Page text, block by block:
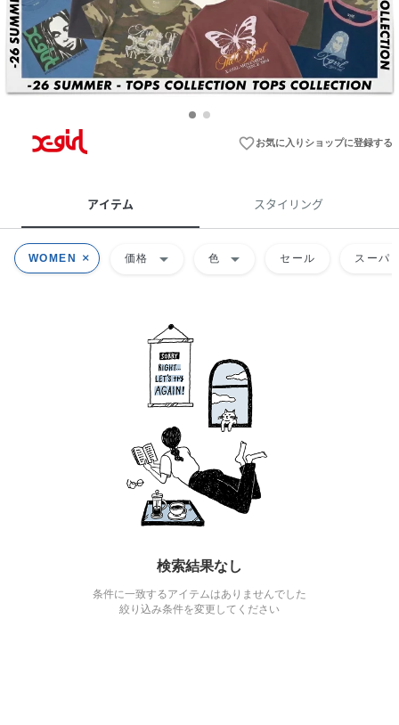
favorite_borderお気に入りショップに登録する
アイテム スタイリング
WOMEN 価格 arrow_drop_down 色 arrow_drop_down セール スーパ
検索結果なし
条件に一致するアイテムはありませんでした
絞り込み条件を変更してください